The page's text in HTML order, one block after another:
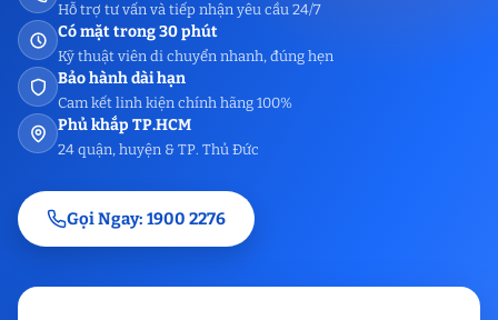
Hỗ trợ tư vấn và tiếp nhận yêu cầu 24/7
Có mặt trong 30 phút
Kỹ thuật viên di chuyển nhanh, đúng hẹn
Bảo hành dài hạn
Cam kết linh kiện chính hãng 100%
Phủ khắp TP.HCM
24 quận, huyện & TP. Thủ Đức
Gọi Ngay: 1900 2276